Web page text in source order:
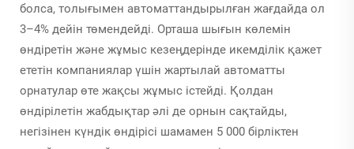
болса, толығымен автоматтандырылған жағдайда ол
3–4% дейін төмендейді. Орташа шығын көлемін
өндіретін және жұмыс кезеңдерінде икемділік қажет
ететін компаниялар үшін жартылай автоматты
орнатулар өте жақсы жұмыс істейді. Қолдан
өндірілетін жабдықтар әлі де орнын сақтайды,
негізінен күндік өндірісі шамамен 5 000 бірліктен